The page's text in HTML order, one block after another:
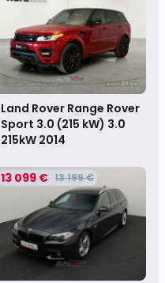
Land Rover Range Rover
Sport 3.0 (215 kW) 3.0
215kW 2014
13 099 € 13 199 €